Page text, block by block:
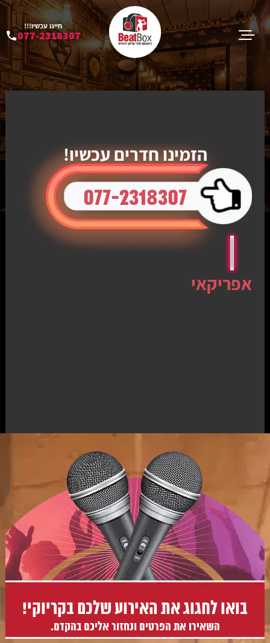
חייגו עכשיו!!!
077-2318307
הזמינו חדרים עכשיו!
077-2318307
אפריקאי
בואו לחגוג את האירוע שלכם בקריוקי!
השאירו את הפרטים ונחזור אליכם בהקדם.